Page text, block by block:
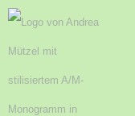
Zum
Inhalt
springen